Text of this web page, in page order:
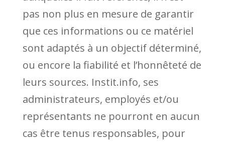
pas non plus en mesure de garantir
que ces informations ou ce matériel
sont adaptés à un objectif déterminé,
ou encore la fiabilité et l’honnêteté de
leurs sources. Instit.info, ses
administrateurs, employés et/ou
représentants ne pourront en aucun
cas être tenus responsables, pour